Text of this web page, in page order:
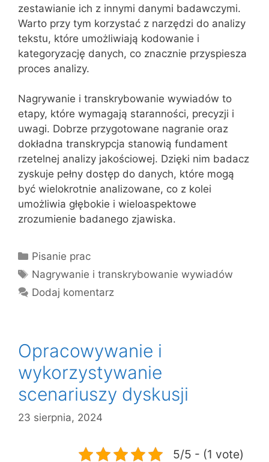
zestawianie ich z innymi danymi badawczymi.
Warto przy tym korzystać z narzędzi do analizy
tekstu, które umożliwiają kodowanie i
kategoryzację danych, co znacznie przyspiesza
proces analizy.
Nagrywanie i transkrybowanie wywiadów to
etapy, które wymagają staranności, precyzji i
uwagi. Dobrze przygotowane nagranie oraz
dokładna transkrypcja stanowią fundament
rzetelnej analizy jakościowej. Dzięki nim badacz
zyskuje pełny dostęp do danych, które mogą
być wielokrotnie analizowane, co z kolei
umożliwia głębokie i wieloaspektowe
zrozumienie badanego zjawiska.
Kategorie
Pisanie prac
Tagi
Nagrywanie i transkrybowanie wywiadów
Dodaj komentarz
Opracowywanie i
wykorzystywanie
scenariuszy dyskusji
23 sierpnia, 2024
5/5 - (1 vote)